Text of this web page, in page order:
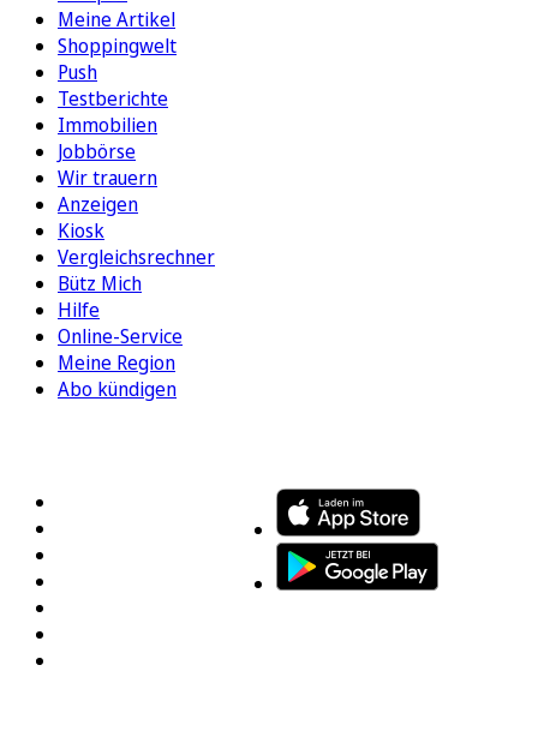
Meine Artikel
Shoppingwelt
Push
Testberichte
Immobilien
Jobbörse
Wir trauern
Anzeigen
Kiosk
Vergleichsrechner
Bütz Mich
Hilfe
Online-Service
Meine Region
Abo kündigen